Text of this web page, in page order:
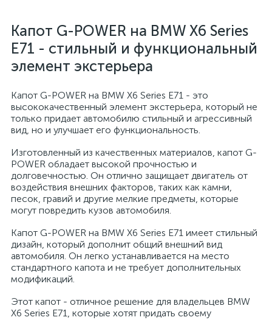
Капот G-POWER на BMW X6 Series
E71 - стильный и функциональный
элемент экстерьера
Капот G-POWER на BMW X6 Series E71 - это
высококачественный элемент экстерьера, который не
только придает автомобилю стильный и агрессивный
вид, но и улучшает его функциональность.
Изготовленный из качественных материалов, капот G-
POWER обладает высокой прочностью и
долговечностью. Он отлично защищает двигатель от
воздействия внешних факторов, таких как камни,
песок, гравий и другие мелкие предметы, которые
могут повредить кузов автомобиля.
Капот G-POWER на BMW X6 Series E71 имеет стильный
дизайн, который дополнит общий внешний вид
автомобиля. Он легко устанавливается на место
стандартного капота и не требует дополнительных
модификаций.
Этот капот - отличное решение для владельцев BMW
X6 Series E71, которые хотят придать своему